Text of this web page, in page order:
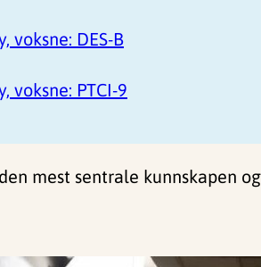
voksne: DES-B
voksne: PTCI-9
mest sentrale kunnskapen